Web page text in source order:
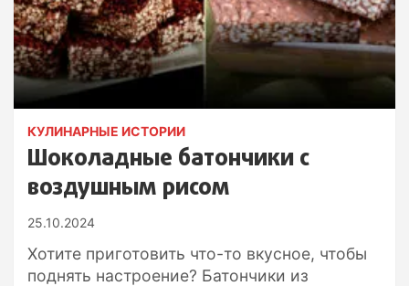
КУЛИНАРНЫЕ ИСТОРИИ
Шоколадные батончики с
воздушным рисом
25.10.2024
Хотите приготовить что-то вкусное, чтобы
поднять настроение? Батончики из